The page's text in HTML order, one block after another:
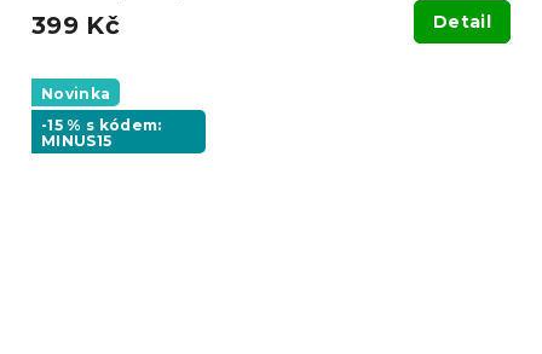
399 Kč Detail
Novinka
-15 % s kódem:
MINUS15